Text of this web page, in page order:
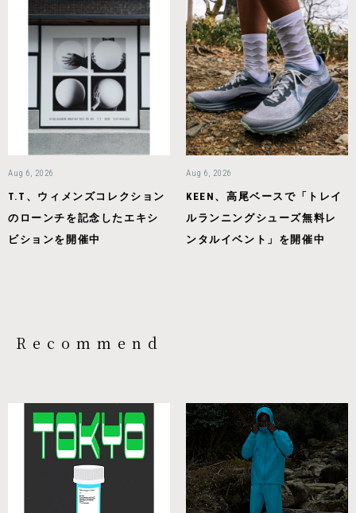
Aug 6, 2026
T.T、ウィメンズコレクション
のローンチを記念したエキシ
ビションを開催中
Aug 6, 2026
KEEN、高尾ベースで「トレイ
ルランニングシューズ無料レ
ンタルイベント」を開催中
Recommend